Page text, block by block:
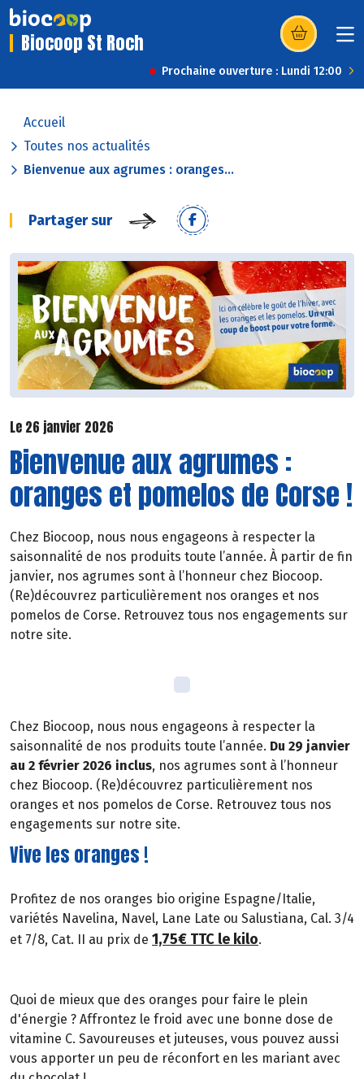
Biocoop St Roch (s’ouvre dans
Prochaine ouverture : Lundi 12:00
Accueil
Toutes nos actualités
Bienvenue aux agrumes : oranges...
Partager sur
Le 26 janvier 2026
Bienvenue aux agrumes :
oranges et pomelos de Corse !
Chez Biocoop, nous nous engageons à respecter la
saisonnalité de nos produits toute l’année. À partir de fin
janvier, nos agrumes sont à l’honneur chez Biocoop.
(Re)découvrez particulièrement nos oranges et nos
pomelos de Corse. Retrouvez tous nos engagements sur
notre site.
Chez Biocoop, nous nous engageons à respecter la
saisonnalité de nos produits toute l’année. Du 29 janvier
au 2 février 2026 inclus, nos agrumes sont à l’honneur
chez Biocoop. (Re)découvrez particulièrement nos
oranges et nos pomelos de Corse. Retrouvez tous nos
engagements sur notre site.
Vive les oranges !
Profitez de nos oranges bio origine Espagne/Italie,
variétés Navelina, Navel, Lane Late ou Salustiana, Cal. 3/4
et 7/8, Cat. II au prix de 1,75€ TTC le kilo.
Quoi de mieux que des oranges pour faire le plein
d'énergie ? Affrontez le froid avec une bonne dose de
vitamine C. Savoureuses et juteuses, vous pouvez aussi
vous apporter un peu de réconfort en les mariant avec